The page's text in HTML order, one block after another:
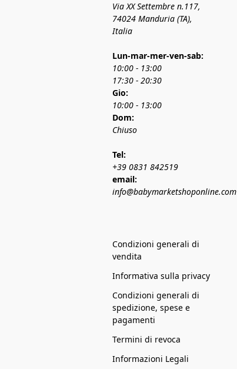
Via XX Settembre n.117,
74024 Manduria (TA),
Italia
Lun-mar-mer-ven-sab:
10:00 - 13:00
17:30 - 20:30
Gio:
10:00 - 13:00
Dom:
Chiuso
Tel:
+39 0831 842519
email:
info@babymarketshoponline.com
Condizioni generali di
vendita
Informativa sulla privacy
Condizioni generali di
spedizione, spese e
pagamenti
Termini di revoca
Informazioni Legali